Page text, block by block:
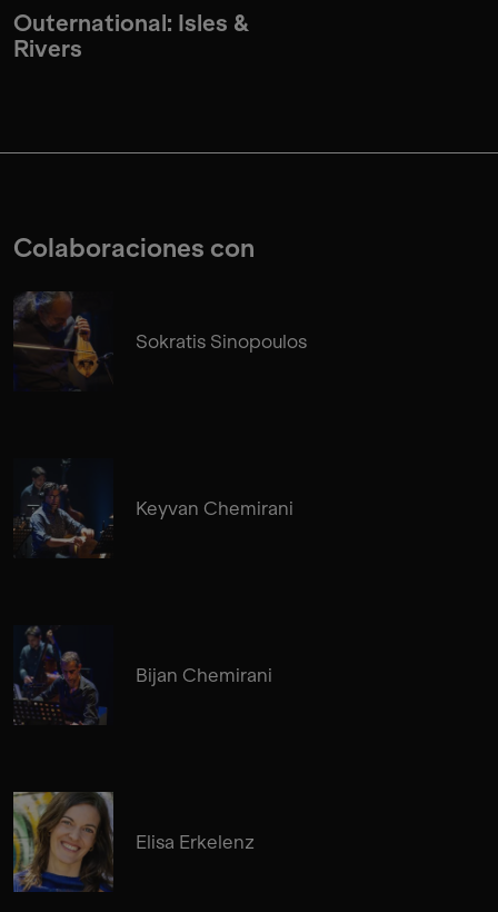
Outernational: Isles &
Rivers
Colaboraciones con
Sokratis Sinopoulos
Keyvan Chemirani
Bijan Chemirani
Elisa Erkelenz